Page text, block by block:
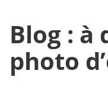
Blog : à
photo